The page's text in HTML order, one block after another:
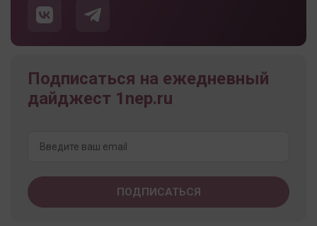
Подписаться на ежедневный
дайджест 1nep.ru